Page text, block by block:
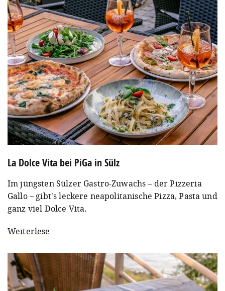
La Dolce Vita bei PiGa in Sülz
Im jüngsten Sülzer Gastro-Zuwachs – der Pizzeria
Gallo – gibt's leckere neapolitanische Pizza, Pasta und
ganz viel Dolce Vita.
Weiterlese